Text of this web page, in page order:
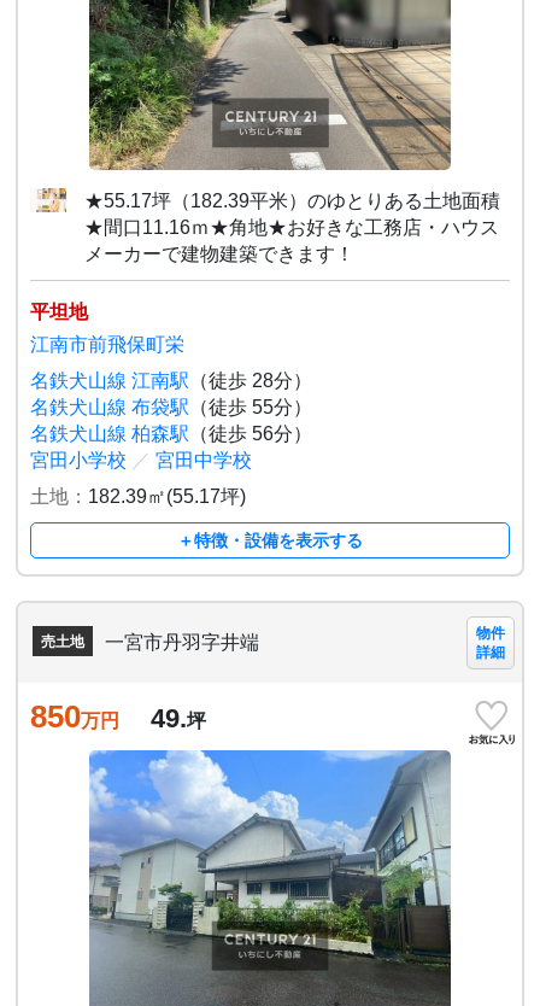
★55.17坪（182.39平米）のゆとりある土地面積
★間口11.16ｍ★角地★お好きな工務店・ハウス
メーカーで建物建築できます！
平坦地
江南市前飛保町栄
名鉄犬山線 江南駅 （徒歩 28分）
名鉄犬山線 布袋駅 （徒歩 55分）
名鉄犬山線 柏森駅 （徒歩 56分）
宮田小学校 ／ 宮田中学校
土地： 182.39㎡(55.17坪)
＋特徴・設備を表示する
売土地 一宮市丹羽字井端
物件
詳細
850万円 49.坪